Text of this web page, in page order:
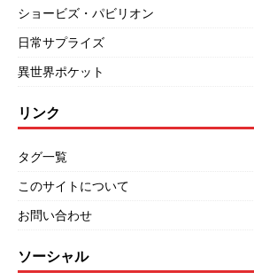
ショービズ・パビリオン
日常サプライズ
異世界ポケット
リンク
タグ一覧
このサイトについて
お問い合わせ
ソーシャル